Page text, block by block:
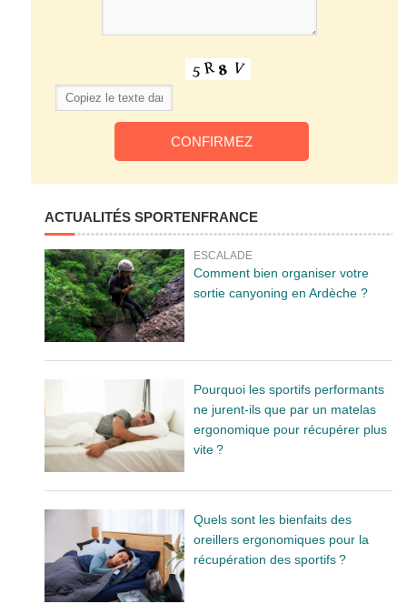
ACTUALITÉS SPORTENFRANCE
ESCALADE
Comment bien organiser votre
sortie canyoning en Ardèche ?
Pourquoi les sportifs performants
ne jurent-ils que par un matelas
ergonomique pour récupérer plus
vite ?
Quels sont les bienfaits des
oreillers ergonomiques pour la
récupération des sportifs ?